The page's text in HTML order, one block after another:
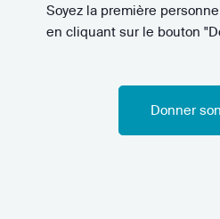
Soyez la première
en cliquant sur le bouton
Donner